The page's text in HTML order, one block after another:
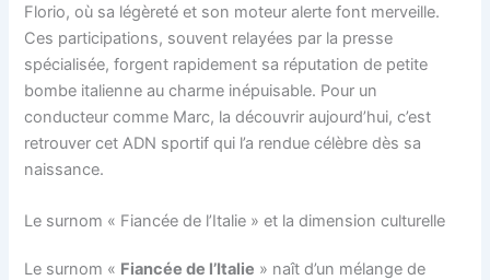
Florio, où sa légèreté et son moteur alerte font merveille.
Ces participations, souvent relayées par la presse
spécialisée, forgent rapidement sa réputation de petite
bombe italienne au charme inépuisable. Pour un
conducteur comme Marc, la découvrir aujourd’hui, c’est
retrouver cet ADN sportif qui l’a rendue célèbre dès sa
naissance.
Le surnom « Fiancée de l’Italie » et la dimension culturelle
Le surnom « Fiancée de l’Italie » naît d’un mélange de